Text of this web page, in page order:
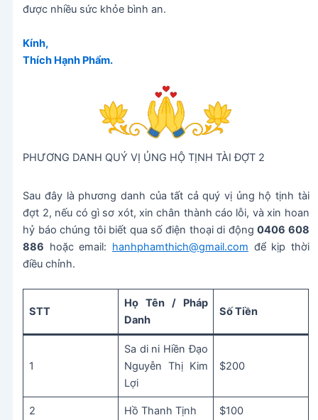
được nhiều sức khỏe bình an.
Kính,
Thích Hạnh Phẩm.
PHƯƠNG DANH QUÝ VỊ ỦNG HỘ TỊNH TÀI ĐỢT 2
Sau đây là phương danh của tất cả quý vị ủng hộ tịnh tài
đợt 2, nếu có gì sơ xót, xin chân thành cáo lỗi, và xin hoan
hỷ báo chúng tôi biết qua số điện thoại di động0406 608
886 hoặc email: hanhphamthich@gmail.com để kịp thời
điều chỉnh.
STT
Họ Tên / Pháp
Danh
Số Tiền
1
Sa di ni Hiền Đạo
Nguyễn Thị Kim
Lợi
$200
2 Hồ Thanh Tịnh $100